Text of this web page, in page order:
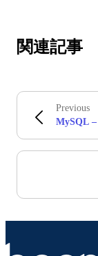
関連記事
Previous
MySQL